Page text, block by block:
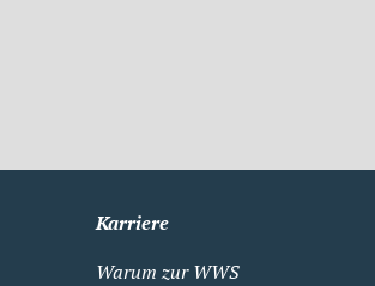
Karriere
Warum zur WWS